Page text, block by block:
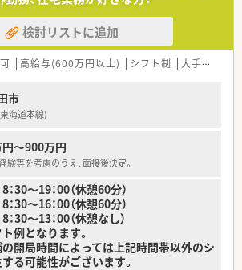
検討リストに追加
高給与(600万円以上) シフト制 大手チェーン以外
市
海道本線)
～900万円
験等を考慮のうえ、面接後決定。
30～19：00（休憩60分）
16：00（休憩60分）
13：00（休憩なし）
例となります。
開局時間によっては上記時間帯以外のシ
る可能性がございます。